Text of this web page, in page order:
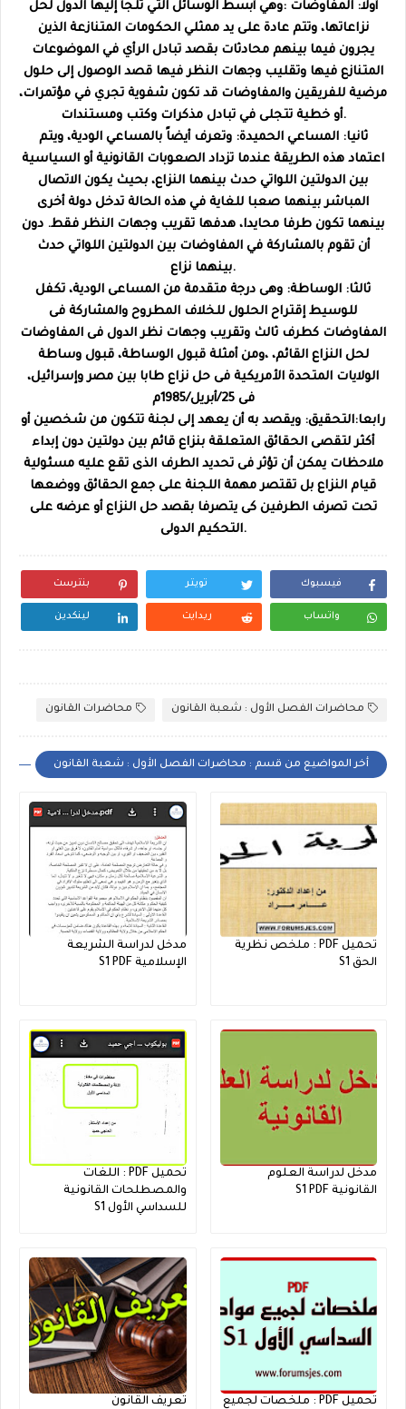
أولا: المفاوضات :وهي أبسط الوسائل التي تلجأ إليها الدول لحل
نزاعاتها، وتتم عادة على يد ممثلي الحكومات المتنازعة الذين
يجرون فيما بينهم محادثات بقصد تبادل الرأي في الموضوعات
المتنازع فيها وتقليب وجهات النظر فيها قصد الوصول إلى حلول
مرضية للفريقين والمفاوضات قد تكون شفوية تجري في مؤتمرات،
أو خطية تتجلى في تبادل مذكرات وكتب ومستندات.
ثانيا: المساعي الحميدة: وتعرف أيضاً بالمساعي الودية، ويتم
اعتماد هذه الطريقة عندما تزداد الصعوبات القانونية أو السياسية
بين الدولتين اللواتي حدث بينهما النزاع، بحيث يكون الاتصال
المباشر بينهما صعبا للغاية في هذه الحالة تدخل دولة أخرى
بينهما تكون طرفا محايدا، هدفها تقريب وجهات النظر فقط. دون
أن تقوم بالمشاركة في المفاوضات بين الدولتين اللواتي حدث
بينهما نزاع.
ثالثا: الوساطة: وهى درجة متقدمة من المساعى الودية، تكفل
للوسيط إقتراح الحلول للخلاف المطروح والمشاركة فى
المفاوضات كطرف ثالث وتقريب وجهات نظر الدول فى المفاوضات
لحل النزاع القائم، ،ومن أمثلة قبول الوساطة، قبول وساطة
الولايات المتحدة الأمريكية فى حل نزاع طابا بين مصر وإسرائيل،
فى 25/أبريل/1985م
رابعا:التحقيق: ويقصد به أن يعهد إلى لجنة تتكون من شخصين أو
أكثر لتقصى الحقائق المتعلقة بنزاع قائم بين دولتين دون إبداء
ملاحظات يمكن أن تؤثر فى تحديد الطرف الذى تقع عليه مسئولية
قيام النزاع بل تقتصر مهمة اللجنة على جمع الحقائق ووضعها
تحت تصرف الطرفين كى يتصرفا بقصد حل النزاع أو عرضه على
التحكيم الدولى.
فيسبوك تويتر بنترست
واتساب ريدايت لينكدين
محاضرات الفصل الأول : شعبة القانون محاضرات القانون
أخر المواضيع من قسم : محاضرات الفصل الأول : شعبة القانون
تحميل PDF : ملخص نظرية
الحق S1
مدخل لدراسة الشريعة
الإسلامية S1 PDF
مدخل لدراسة العلوم
القانونية S1 PDF
تحميل PDF : اللغات
والمصطلحات القانونية
للسداسي الأول S1
تحميل PDF : ملخصات لجميع
تعريف القانون